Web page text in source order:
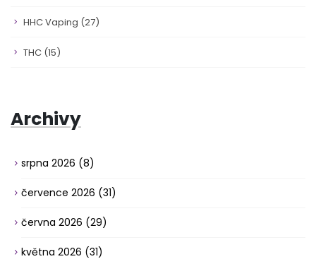
HHC Vaping (27)
THC (15)
Archivy
srpna 2026 (8)
července 2026 (31)
června 2026 (29)
května 2026 (31)